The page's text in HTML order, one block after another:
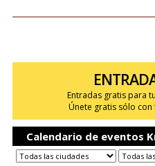
Entradas gratis para
Únete gratis sólo con
Calendario de eventos